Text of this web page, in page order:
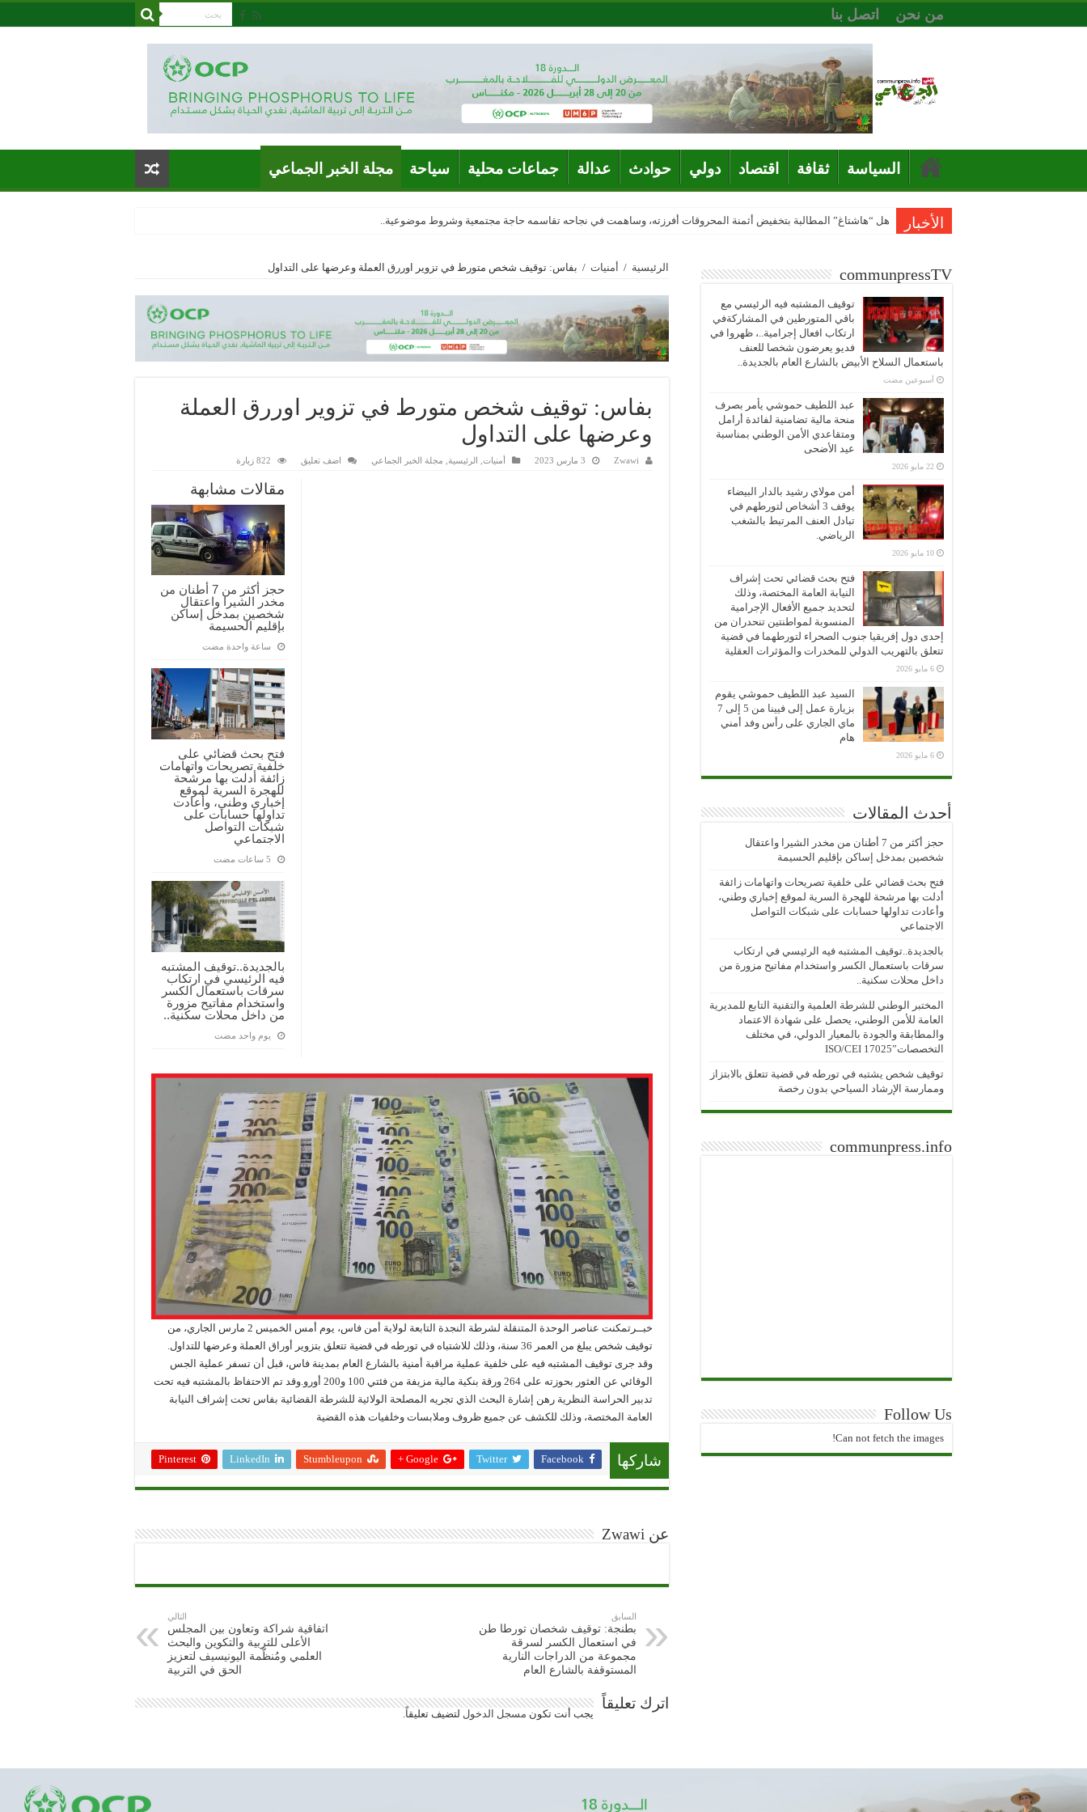
من نحن اتصل بنا
السياسة ثقافة اقتصاد دولي حوادث عدالة جماعات محلية سياحة مجلة الخبر الجماعي
الأخبار هل “هاشتاغ” المطالبة بتخفيض أثمنة المحروقات أفرزته، وساهمت في نجاحه تقاسمه حاجة مجتمعية وشروط موضوعية..
الرئيسية / أمنيات / بفاس: توقيف شخص متورط في تزوير اوررق العملة وعرضها على التداول
بفاس: توقيف شخص متورط في تزوير اوررق العملة
وعرضها على التداول
Zwawi 3 مارس 2023 أمنيات الرئيسية مجلة الخبر الجماعي اضف تعليق 822 زيارة
مقالات مشابهة
حجز أكثر من 7 أطنان من
مخدر الشيرا واعتقال
شخصين بمدخل إساكن
بإقليم الحسيمة
‏ساعة واحدة مضت
فتح بحث قضائي على
خلفية تصريحات واتهامات
زائفة أدلت بها مرشحة
للهجرة السرية لموقع
إخباري وطني، وأعادت
تداولها حسابات على
شبكات التواصل
الاجتماعي
بالجديدة..توقيف المشتبه
فيه الرئيسي في ارتكاب
سرقات باستعمال الكسر
واستخدام مفاتيح مزورة
من داخل محلات سكنية..
‏يوم واحد مضت
خبــرتمكنت عناصر الوحدة المتنقلة لشرطة النجدة التابعة لولاية أمن فاس، يوم أمس الخميس 2 مارس الجاري، من
توقيف شخص يبلغ من العمر 36 سنة، وذلك للاشتباه في تورطه في قضية تتعلق بتزوير أوراق العملة وعرضها للتداول.
وقد جرى توقيف المشتبه فيه على خلفية عملية مراقبة أمنية بالشارع العام بمدينة فاس، قبل أن تسفر عملية الجس
الوقائي عن العثور بحوزته على 264 ورقة بنكية مالية مزيفة من فئتي 100 و200 أورو.وقد تم الاحتفاظ بالمشتبه فيه تحت
تدبير الحراسة النظرية رهن إشارة البحث الذي تجريه المصلحة الولائية للشرطة القضائية بفاس تحت إشراف النيابة
العامة المختصة، وذلك للكشف عن جميع ظروف وملابسات وخلفيات هذه القضية
شاركها Facebook
Twitter
Google +
Stumbleupon
LinkedIn
Pinterest
عن Zwawi
السابق
بطنجة: توقيف شخصان تورطا طن
في استعمال الكسر لسرقة
مجموعة من الدراجات النارية
المستوقفة بالشارع العام
التالي
اتفاقية شراكة وتعاون بين المجلس
الأعلى للتربية والتكوين والبحث
العلمي ومُنظّمة اليونيسيف لتعزيز
الحق في التربية
اترك تعليقاً
يجب أنت تكون مسجل الدخول لتضيف تعليقاً.
communpressTV
توقيف المشتبه فيه الرئيسي مع
باقي المتورطين في المشاركةفي
ارتكاب افعال إجرامية..، ظهروا في
فديو يعرضون شخصا للعنف
باستعمال السلاح الأبيض بالشارع العام بالجديدة..
‏أسبوعين مضت
عبد اللطيف حموشي يأمر بصرف
منحة مالية تضامنية لفائدة أرامل
ومتقاعدي الأمن الوطني بمناسبة
عيد الأضحى
22 مايو 2026
أمن مولاي رشيد بالدار البيضاء
يوقف 3 أشخاص لتورطهم في
تبادل العنف المرتبط بالشغب
الرياضي.
10 مايو 2026
فتح بحث قضائي تحت إشراف
النيابة العامة المختصة، وذلك
لتحديد جميع الأفعال الإجرامية
المنسوبة لمواطنتين تنحدران من
إحدى دول إفريقيا جنوب الصحراء لتورطهما في قضية
تتعلق بالتهريب الدولي للمخدرات والمؤثرات العقلية
6 مايو 2026
السيد عبد اللطيف حموشي يقوم
بزيارة عمل إلى فيينا من 5 إلى 7
ماي الجاري على رأس وفد أمني
هام
6 مايو 2026
أحدث المقالات
حجز أكثر من 7 أطنان من مخدر الشيرا واعتقال
شخصين بمدخل إساكن بإقليم الحسيمة
فتح بحث قضائي على خلفية تصريحات واتهامات زائفة
أدلت بها مرشحة للهجرة السرية لموقع إخباري وطني،
وأعادت تداولها حسابات على شبكات التواصل
الاجتماعي
بالجديدة..توقيف المشتبه فيه الرئيسي في ارتكاب
سرقات باستعمال الكسر واستخدام مفاتيح مزورة من
داخل محلات سكنية..
المختبر الوطني للشرطة العلمية والتقنية التابع للمديرية
العامة للأمن الوطني، يحصل على شهادة الاعتماد
والمطابقة والجودة بالمعيار الدولي، في مختلف
التخصصات”ISO/CEI 17025
توقيف شخص يشتبه في تورطه في قضية تتعلق بالابتزاز
وممارسة الإرشاد السياحي بدون رخصة
communpress.info
Follow Us
Can not fetch the images!